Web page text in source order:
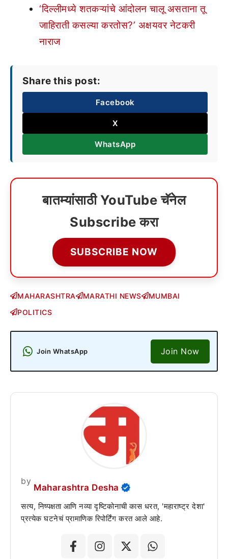
‘दिल्लीमध्ये शतकऱ्यांचे आंदोलन चालू असताना तू
जाहिराती कसल्या करतोस?’ अक्षयवर नेटकरी
नाराज
Share this post:
Facebook
X
WhatsApp
बातम्यांसाठी YouTube चॅनेल
Subscribe करा
SUBSCRIBE NOW
MAHARASHTRA MARATHI NEWS
MUMBAI
POLITICS
Join WhatsApp Join Now
by
Maharashtra Desha
सत्य, निष्पक्षता आणि नव्या दृष्टिकोनाची कास धरत, 'महाराष्ट्र देशा'
प्रत्येक घटनेचं प्रामाणिक रिपोर्टिंग करत आले आहे.